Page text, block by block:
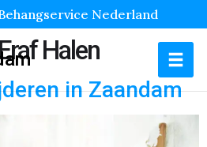
Nederland
Halen
in Zaandam